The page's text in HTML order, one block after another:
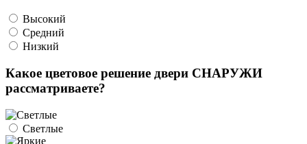
Высокий
Средний
Низкий
Какое цветовое решение двери СНАРУЖИ
рассматриваете?
Светлые